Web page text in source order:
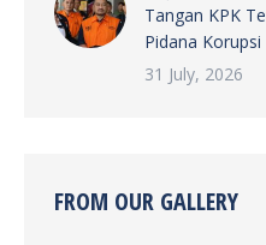
Tangan KPK
Pidana Korupsi
31 July, 2026
FROM OUR GALLERY